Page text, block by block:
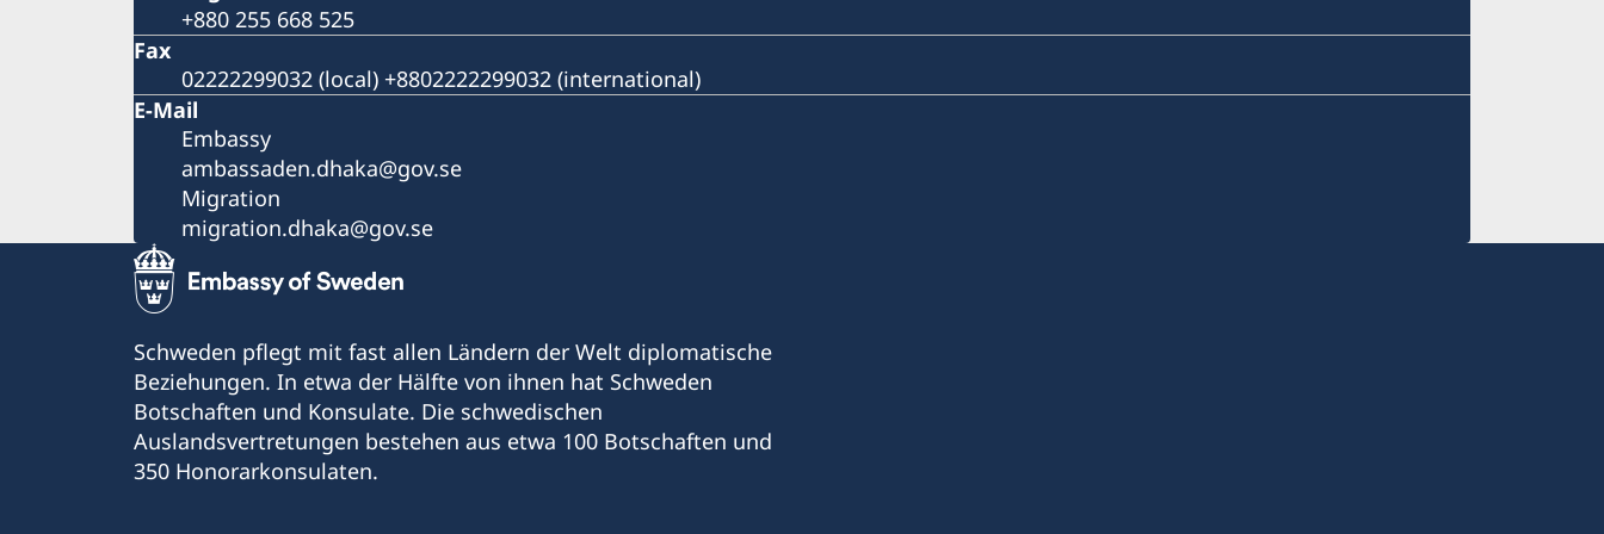
+880 255 668 525
Fax
02222299032 (local) +8802222299032 (international)
E-Mail
Embassy
ambassaden.dhaka@gov.se
Migration
migration.dhaka@gov.se
Schweden pflegt mit fast allen Ländern der Welt diplomatische
Beziehungen. In etwa der Hälfte von ihnen hat Schweden
Botschaften und Konsulate. Die schwedischen
Auslandsvertretungen bestehen aus etwa 100 Botschaften und
350 Honorarkonsulaten.